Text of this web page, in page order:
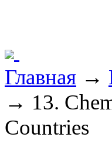
Главная →
→ 13.
Countries